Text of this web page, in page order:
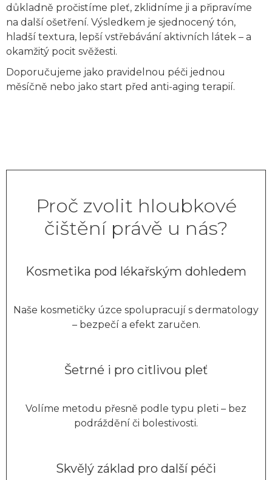
důkladně pročistíme pleť, zklidníme ji a připravíme
na další ošetření. Výsledkem je sjednocený tón,
hladší textura, lepší vstřebávání aktivních látek – a
okamžitý pocit svěžesti.
Doporučujeme jako pravidelnou péči jednou
měsíčně nebo jako start před anti-aging terapií.
Proč zvolit hloubkové
čištění právě u nás?
Kosmetika pod lékařským dohledem
Naše kosmetičky úzce spolupracují s dermatology
– bezpečí a efekt zaručen.
Šetrné i pro citlivou pleť
Volíme metodu přesně podle typu pleti – bez
podráždění či bolestivosti.
Skvělý základ pro další péči